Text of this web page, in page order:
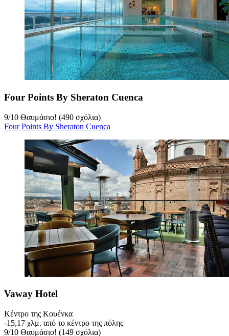
Four Points By Sheraton Cuenca
9/10 Θαυμάσιο! (490 σχόλια)
Four Points By Sheraton Cuenca
Vaway Hotel
Κέντρο της Κουένκα
‐15,17 χλμ. από το κέντρο της πόλης
9/10 Θαυμάσιο! (149 σχόλια)